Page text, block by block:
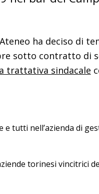
ha deciso di
sotto contratto di
trattativa sindacale
tutti nell’azienda di
torinesi vincitrici